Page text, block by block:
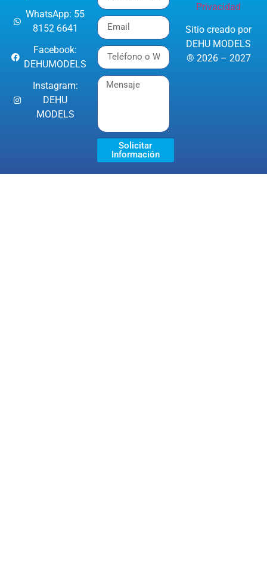
WhatsApp: 55
8152 6641
Facebook:
DEHUMODELS
Instagram:
DEHU
MODELS
Solicitar
Información
Privacidad
Sitio creado por
DEHU MODELS
® 2026 – 2027